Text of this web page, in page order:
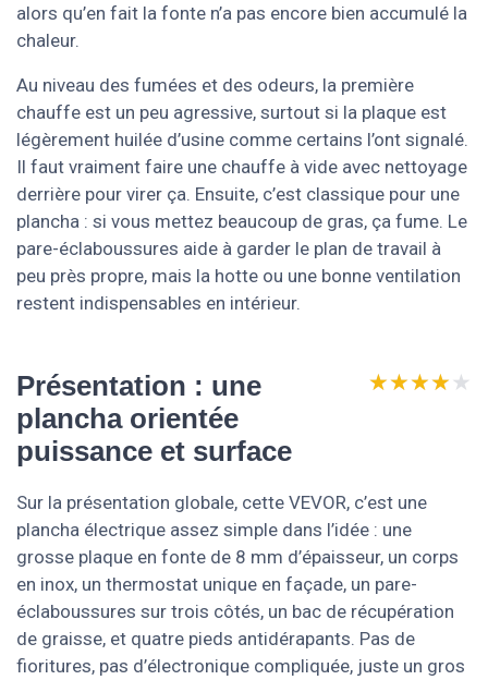
alors qu’en fait la fonte n’a pas encore bien accumulé la
chaleur.
Au niveau des fumées et des odeurs, la première
chauffe est un peu agressive, surtout si la plaque est
légèrement huilée d’usine comme certains l’ont signalé.
Il faut vraiment faire une chauffe à vide avec nettoyage
derrière pour virer ça. Ensuite, c’est classique pour une
plancha : si vous mettez beaucoup de gras, ça fume. Le
pare-éclaboussures aide à garder le plan de travail à
peu près propre, mais la hotte ou une bonne ventilation
restent indispensables en intérieur.
Présentation : une
plancha orientée
puissance et surface
★★★★★
★★★★★
Sur la présentation globale, cette VEVOR, c’est une
plancha électrique assez simple dans l’idée : une
grosse plaque en fonte de 8 mm d’épaisseur, un corps
en inox, un thermostat unique en façade, un pare-
éclaboussures sur trois côtés, un bac de récupération
de graisse, et quatre pieds antidérapants. Pas de
fioritures, pas d’électronique compliquée, juste un gros